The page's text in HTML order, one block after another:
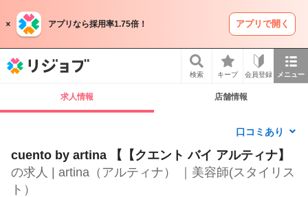
アプリなら採用率1.75倍！ アプリで開く
検索 キープ 会員登録 メニュー
求人情報 店舗情報
口コミあり
cuento by artina 【【クエント バイ アルティナ】
の求人 | artina（アルティナ） ｜美容師(スタイリス
ト）